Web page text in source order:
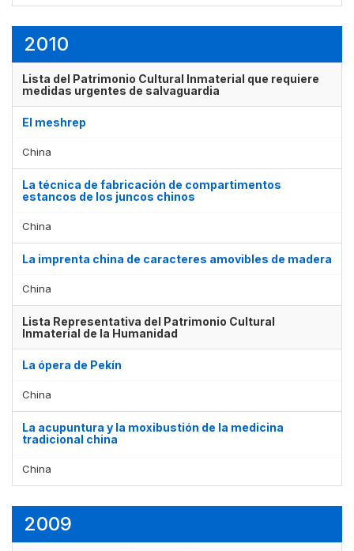
2010
Lista del Patrimonio Cultural Inmaterial que requiere
medidas urgentes de salvaguardia
El meshrep
China
La técnica de fabricación de compartimentos
estancos de los juncos chinos
China
La imprenta china de caracteres amovibles de madera
China
Lista Representativa del Patrimonio Cultural
Inmaterial de la Humanidad
La ópera de Pekín
China
La acupuntura y la moxibustión de la medicina
tradicional china
China
2009